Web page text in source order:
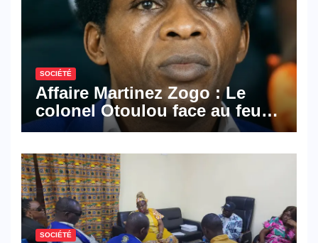
SOCIÉTÉ
Affaire Martinez Zogo : Le
colonel Otoulou face au feu
croisé des avocats de la
SOCIÉTÉ